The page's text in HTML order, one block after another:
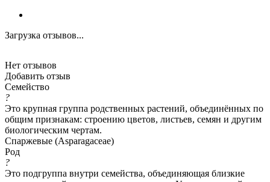
Загрузка отзывов...
Нет отзывов
Добавить отзыв
Семейство
?
Это крупная группа родственных растений, объединённых по
общим признакам: строению цветов, листьев, семян и другим
биологическим чертам.
Спаржевые (Asparagaceae)
Род
?
Это подгруппа внутри семейства, объединяющая близкие